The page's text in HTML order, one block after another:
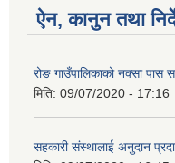
ऐन, कानुन तथा
रोङ गाउँपालिकाको नक्सा पास
मिति: 09/07/2020 - 17:16
सहकारी संस्थालाई अनुदान